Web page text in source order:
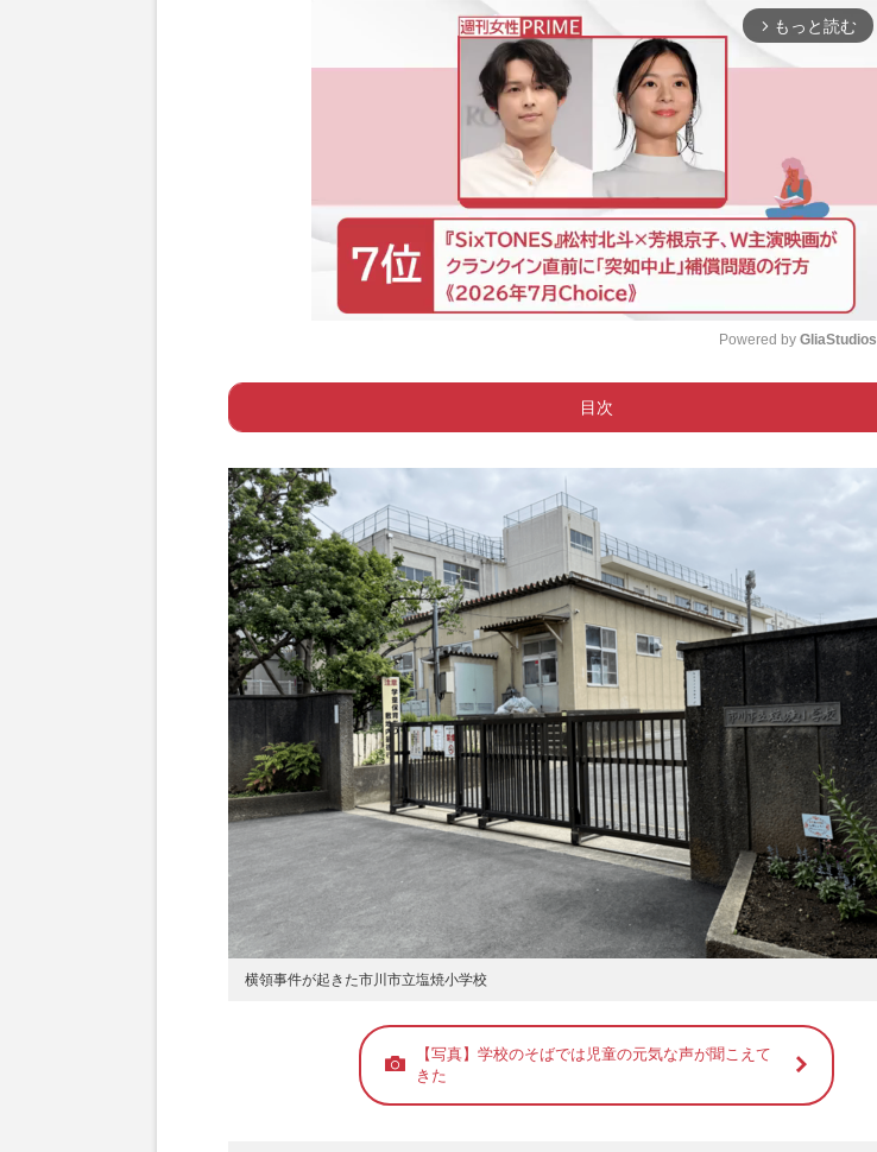
arrow_forward_ios もっと読む
t
Powered by GliaStudios
目次
Page 1 ー 小学校の普通預金口座から計約350万円を着服
Page 2 ー 犯行発覚前に修学旅行のスケジュールが変更
横領事件が起きた市川市立塩焼小学校
【写真】学校のそばでは児童の元気な声が聞こえて
きた